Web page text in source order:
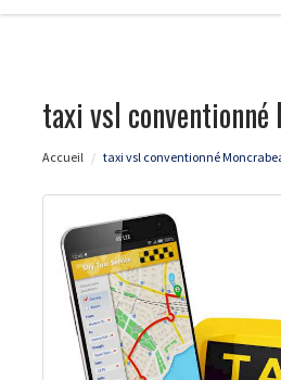
taxi vsl conventionné
Accueil taxi vsl conventionné